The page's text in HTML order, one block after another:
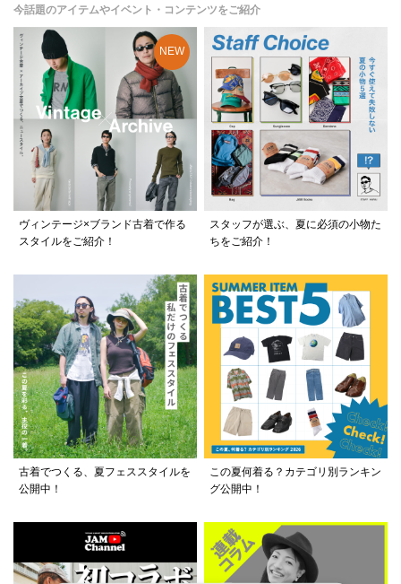
今話題のアイテムやイベント・コンテンツをご紹介
ヴィンテージ×ブランド古着で作る
スタイルをご紹介！
スタッフが選ぶ、夏に必須の小物た
ちをご紹介！
古着でつくる、夏フェススタイルを
公開中！
この夏何着る？カテゴリ別ランキン
グ公開中！